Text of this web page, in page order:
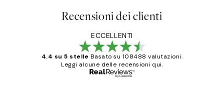
Recensioni dei clienti
ECCELLENTI
4.4 su 5 stelle Basato su 108488 valutazioni.
Leggi alcune delle recensioni qui.